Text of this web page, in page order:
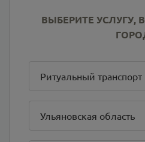
ВЫБЕРИТЕ УСЛУГУ,
Ритуальный транспорт
Ульяновская область